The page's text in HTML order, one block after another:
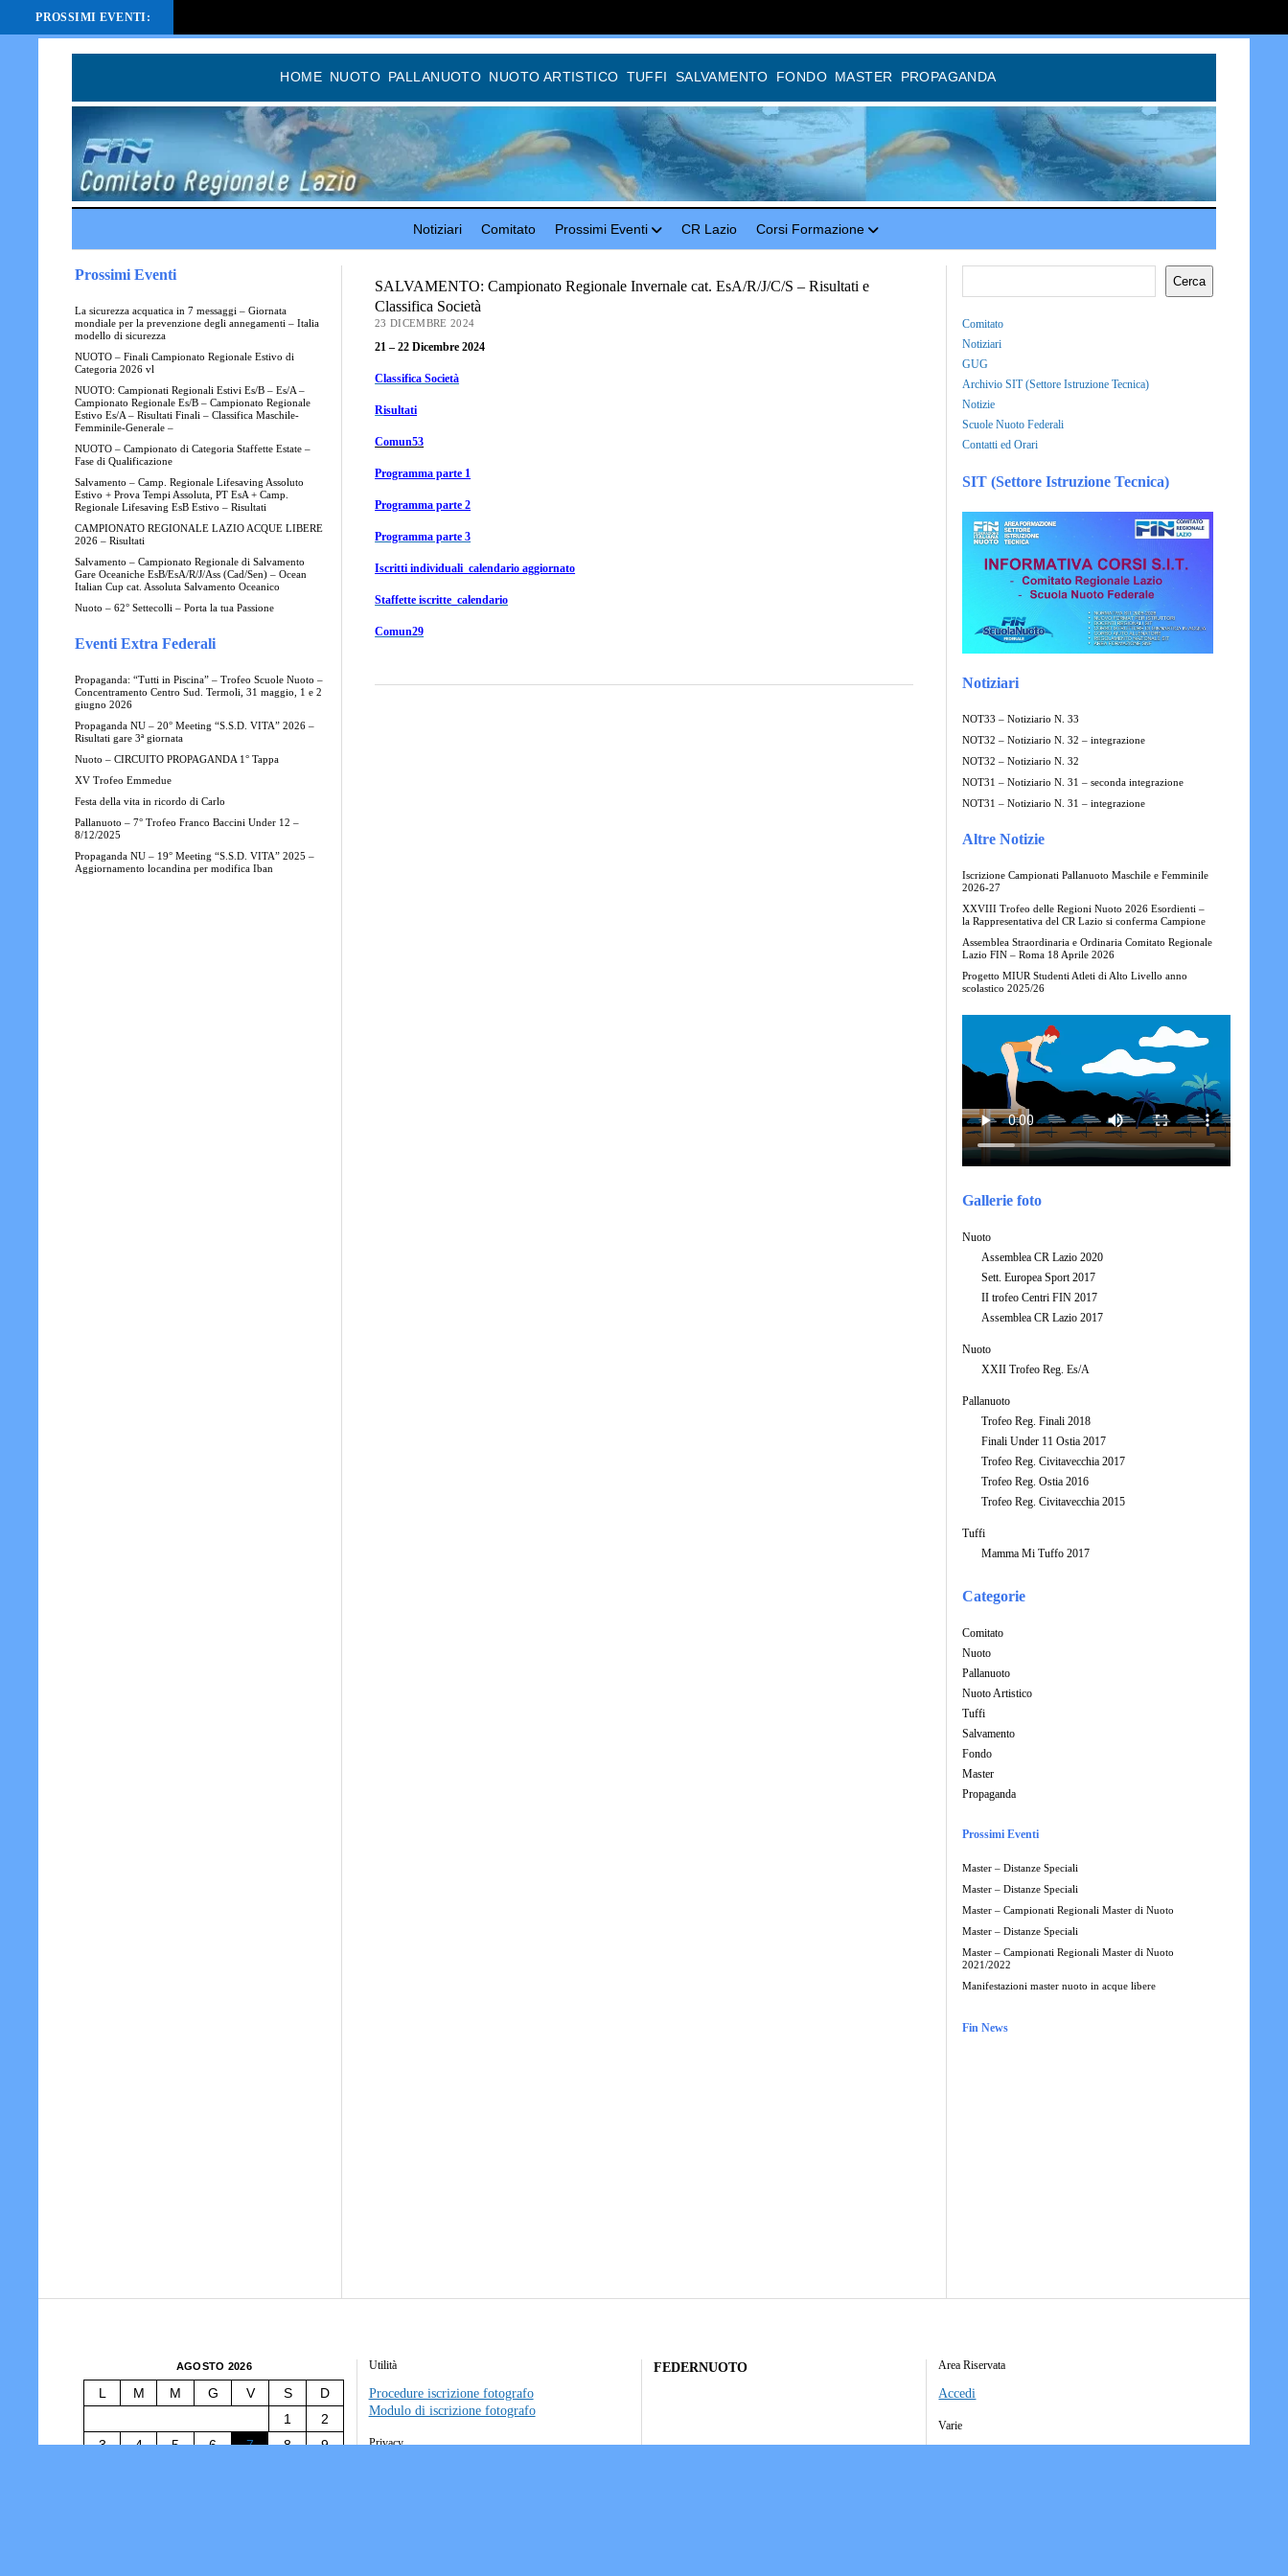
HOME NUOTO PALLANUOTO NUOTO ARTISTICO TUFFI SALVAMENTO FONDO MASTER PROPAGANDA
Notiziari Comitato Prossimi Eventi CR Lazio Corsi Formazione
Prossimi Eventi
La sicurezza acquatica in 7 messaggi – Giornata
mondiale per la prevenzione degli annegamenti – Italia
modello di sicurezza
NUOTO – Finali Campionato Regionale Estivo di
Categoria 2026 vl
NUOTO: Campionati Regionali Estivi Es/B – Es/A –
Campionato Regionale Es/B – Campionato Regionale
Estivo Es/A – Risultati Finali – Classifica Maschile-
Femminile-Generale –
NUOTO – Campionato di Categoria Staffette Estate –
Fase di Qualificazione
Salvamento – Camp. Regionale Lifesaving Assoluto
Estivo + Prova Tempi Assoluta, PT EsA + Camp.
Regionale Lifesaving EsB Estivo – Risultati
CAMPIONATO REGIONALE LAZIO ACQUE LIBERE
2026 – Risultati
Salvamento – Campionato Regionale di Salvamento
Gare Oceaniche EsB/EsA/R/J/Ass (Cad/Sen) – Ocean
Italian Cup cat. Assoluta Salvamento Oceanico
Nuoto – 62° Settecolli – Porta la tua Passione
Eventi Extra Federali
Propaganda: “Tutti in Piscina” – Trofeo Scuole Nuoto –
Concentramento Centro Sud. Termoli, 31 maggio, 1 e 2
giugno 2026
Propaganda NU – 20° Meeting “S.S.D. VITA” 2026 –
Risultati gare 3ª giornata
Nuoto – CIRCUITO PROPAGANDA 1° Tappa
XV Trofeo Emmedue
Festa della vita in ricordo di Carlo
Pallanuoto – 7° Trofeo Franco Baccini Under 12 –
8/12/2025
Propaganda NU – 19° Meeting “S.S.D. VITA” 2025 –
Aggiornamento locandina per modifica Iban
SALVAMENTO: Campionato Regionale Invernale cat. EsA/R/J/C/S – Risultati e
Classifica Società
23 DICEMBRE 2024
21 – 22 Dicembre 2024
Classifica Società
Risultati
Comun53
Programma parte 1
Programma parte 2
Programma parte 3
Iscritti individuali_calendario aggiornato
Staffette iscritte_calendario
Comun29
Cerca
Comitato
Notiziari
GUG
Archivio SIT (Settore Istruzione Tecnica)
Notizie
Scuole Nuoto Federali
Contatti ed Orari
SIT (Settore Istruzione Tecnica)
Notiziari
NOT33 – Notiziario N. 33
NOT32 – Notiziario N. 32 – integrazione
NOT32 – Notiziario N. 32
NOT31 – Notiziario N. 31 – seconda integrazione
NOT31 – Notiziario N. 31 – integrazione
Altre Notizie
Iscrizione Campionati Pallanuoto Maschile e Femminile
2026-27
XXVIII Trofeo delle Regioni Nuoto 2026 Esordienti –
la Rappresentativa del CR Lazio si conferma Campione
Assemblea Straordinaria e Ordinaria Comitato Regionale
Lazio FIN – Roma 18 Aprile 2026
Progetto MIUR Studenti Atleti di Alto Livello anno
scolastico 2025/26
Gallerie foto
Nuoto
Assemblea CR Lazio 2020
Sett. Europea Sport 2017
II trofeo Centri FIN 2017
Assemblea CR Lazio 2017
Nuoto
XXII Trofeo Reg. Es/A
Pallanuoto
Trofeo Reg. Finali 2018
Finali Under 11 Ostia 2017
Trofeo Reg. Civitavecchia 2017
Trofeo Reg. Ostia 2016
Trofeo Reg. Civitavecchia 2015
Tuffi
Mamma Mi Tuffo 2017
Categorie
Comitato
Nuoto
Pallanuoto
Nuoto Artistico
Tuffi
Salvamento
Fondo
Master
Propaganda
Prossimi Eventi
Master – Distanze Speciali
Master – Distanze Speciali
Master – Campionati Regionali Master di Nuoto
Master – Distanze Speciali
Master – Campionati Regionali Master di Nuoto
2021/2022
Manifestazioni master nuoto in acque libere
Fin News
AGOSTO 2026
L M M G V S
D
1
2
3
4 5 6 7 8
9
Utilità
Procedure iscrizione fotografo
Modulo di iscrizione fotografo
Privacy
FEDERNUOTO Area Riservata
Accedi
Varie
PROSSIMI EVENTI: